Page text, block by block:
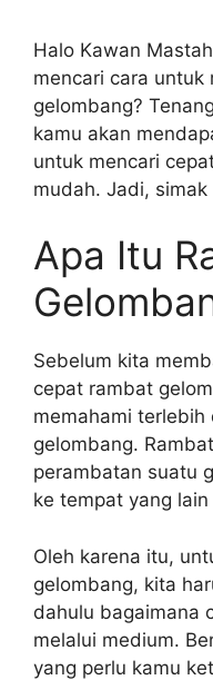
Halo Kawan
mencari cara
gelombang?
kamu akan
untuk mencari
mudah. Jadi,
Apa Itu
Sebelum kita
cepat rambat
memahami
gelombang.
perambatan suatu
ke tempat yang
Oleh karena itu,
gelombang, kita
dahulu bagaimana
melalui medium.
yang perlu kamu